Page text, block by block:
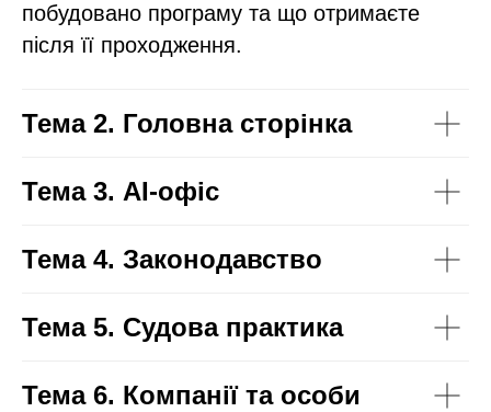
побудовано програму та що отримаєте
після її проходження.
Тема 2. Головна сторінка
Тема 3. AI-офіс
Тема 4. Законодавство
Тема 5. Судова практика
Тема 6. Компанії та особи